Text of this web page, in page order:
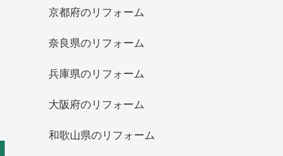
京都府のリフォーム
奈良県のリフォーム
兵庫県のリフォーム
大阪府のリフォーム
和歌山県のリフォーム